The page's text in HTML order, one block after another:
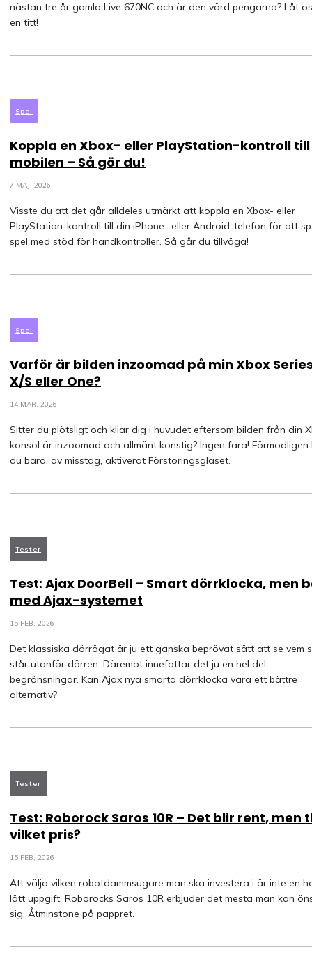
nästan tre år gamla Live 670NC och är den värd pengarna? Låt
en titt!
Spel
Koppla en Xbox- eller PlayStation-kontroll till
mobilen – Så gör du!
7 MAJ, 2026
Visste du att det går alldeles utmärkt att koppla en Xbox- eller
PlayStation-kontroll till din iPhone- eller Android-telefon för att
spel med stöd för handkontroller. Så går du tillväga!
Spel
Varför är bilden inzoomad på min Xbox
X/S eller One?
14 MAR, 2026
Sitter du plötsligt och kliar dig i huvudet eftersom bilden från din
konsol är inzoomad och allmänt konstig? Ingen fara! Förmodligen
du bara, av misstag, aktiverat Förstoringsglaset.
Tester
Test: Ajax DoorBell – Smart dörrklocka, men
med Ajax-systemet
15 FEB, 2026
Det klassiska dörrögat är ju ett ganska beprövat sätt att se vem
står utanför dörren. Däremot innefattar det ju en hel del
begränsningar. Kan Ajax nya smarta dörrklocka vara ett bättre
alternativ?
Tester
Test: Roborock Saros 10R – Det blir rent, men
vilket pris?
15 FEB, 2026
Att välja vilken robotdammsugare man ska investera i är inte en
lätt uppgift. Roborocks Saros 10R erbjuder det mesta man kan
sig. Åtminstone på pappret.